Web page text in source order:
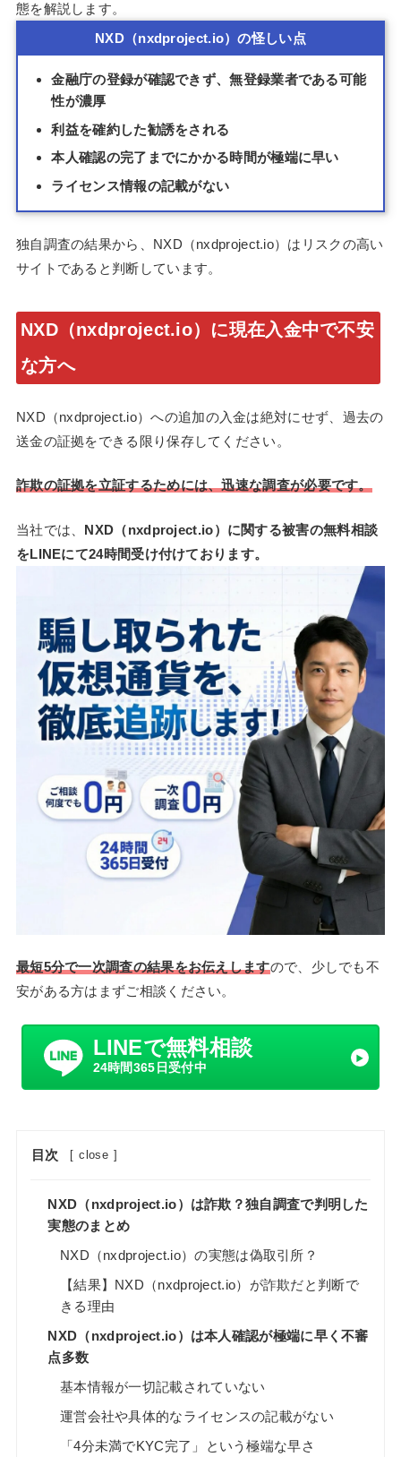
態を解説します。
NXD（nxdproject.io）の怪しい点
金融庁の登録が確認できず、無登録業者である可能
性が濃厚
利益を確約した勧誘をされる
本人確認の完了までにかかる時間が極端に早い
ライセンス情報の記載がない
独自調査の結果から、NXD（nxdproject.io）はリスクの高い
サイトであると判断しています。
NXD（nxdproject.io）に現在入金中で不安
な方へ
NXD（nxdproject.io）への追加の入金は絶対にせず、過去の
送金の証拠をできる限り保存してください。
詐欺の証拠を立証するためには、迅速な調査が必要です。
当社では、 NXD（nxdproject.io）に関する被害の無料相談
をLINEにて24時間受け付けております。
最短5分で一次調査の結果をお伝えしますので、少しでも不
安がある方はまずご相談ください。
LINEで無料相談
24時間365日受付中
目次 [ close ]
NXD（nxdproject.io）は詐欺？独自調査で判明した
実態のまとめ
NXD（nxdproject.io）の実態は偽取引所？
【結果】NXD（nxdproject.io）が詐欺だと判断で
きる理由
NXD（nxdproject.io）は本人確認が極端に早く不審
点多数
基本情報が一切記載されていない
運営会社や具体的なライセンスの記載がない
「4分未満でKYC完了」という極端な早さ